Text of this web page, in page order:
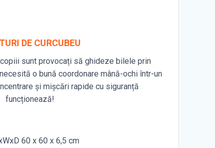
DE CURCUBEU
sunt provocați să ghideze bilele prin
o bună coordonare mână-ochi într-un
și mișcări rapide cu siguranță
funcționează!
60 x 60 x 6,5 cm